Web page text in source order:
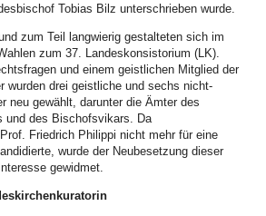
Der Einladung der Vorstandsfrauen folgten 40
und wurde von vier Diplom-Theologinnen
Das Hauptreferat zum Thema Frauenrechte
Mitglied im Jugendwerk der EKR.
die Frauen in die Gruppenarbeit und
diesem umfassenden Thema. Für die
starke Frauen als Kandidatinnen
Jahren intensiver Zusammenarbeit
Kenst, Christiane Lorenz und Edith Toth mit
Tobias Bilz unterschrieben wurde.
zum Teil langwierig gestalteten sich im
zum 37. Landeskonsistorium (LK).
und einem geistlichen Mitglied der
wurden drei geistliche und sechs nicht-
neu gewählt, darunter die Ämter des
und des Bischofsvikars. Da
Friedrich Philippi nicht mehr für eine
wurde der Neubesetzung dieser
gewidmet.